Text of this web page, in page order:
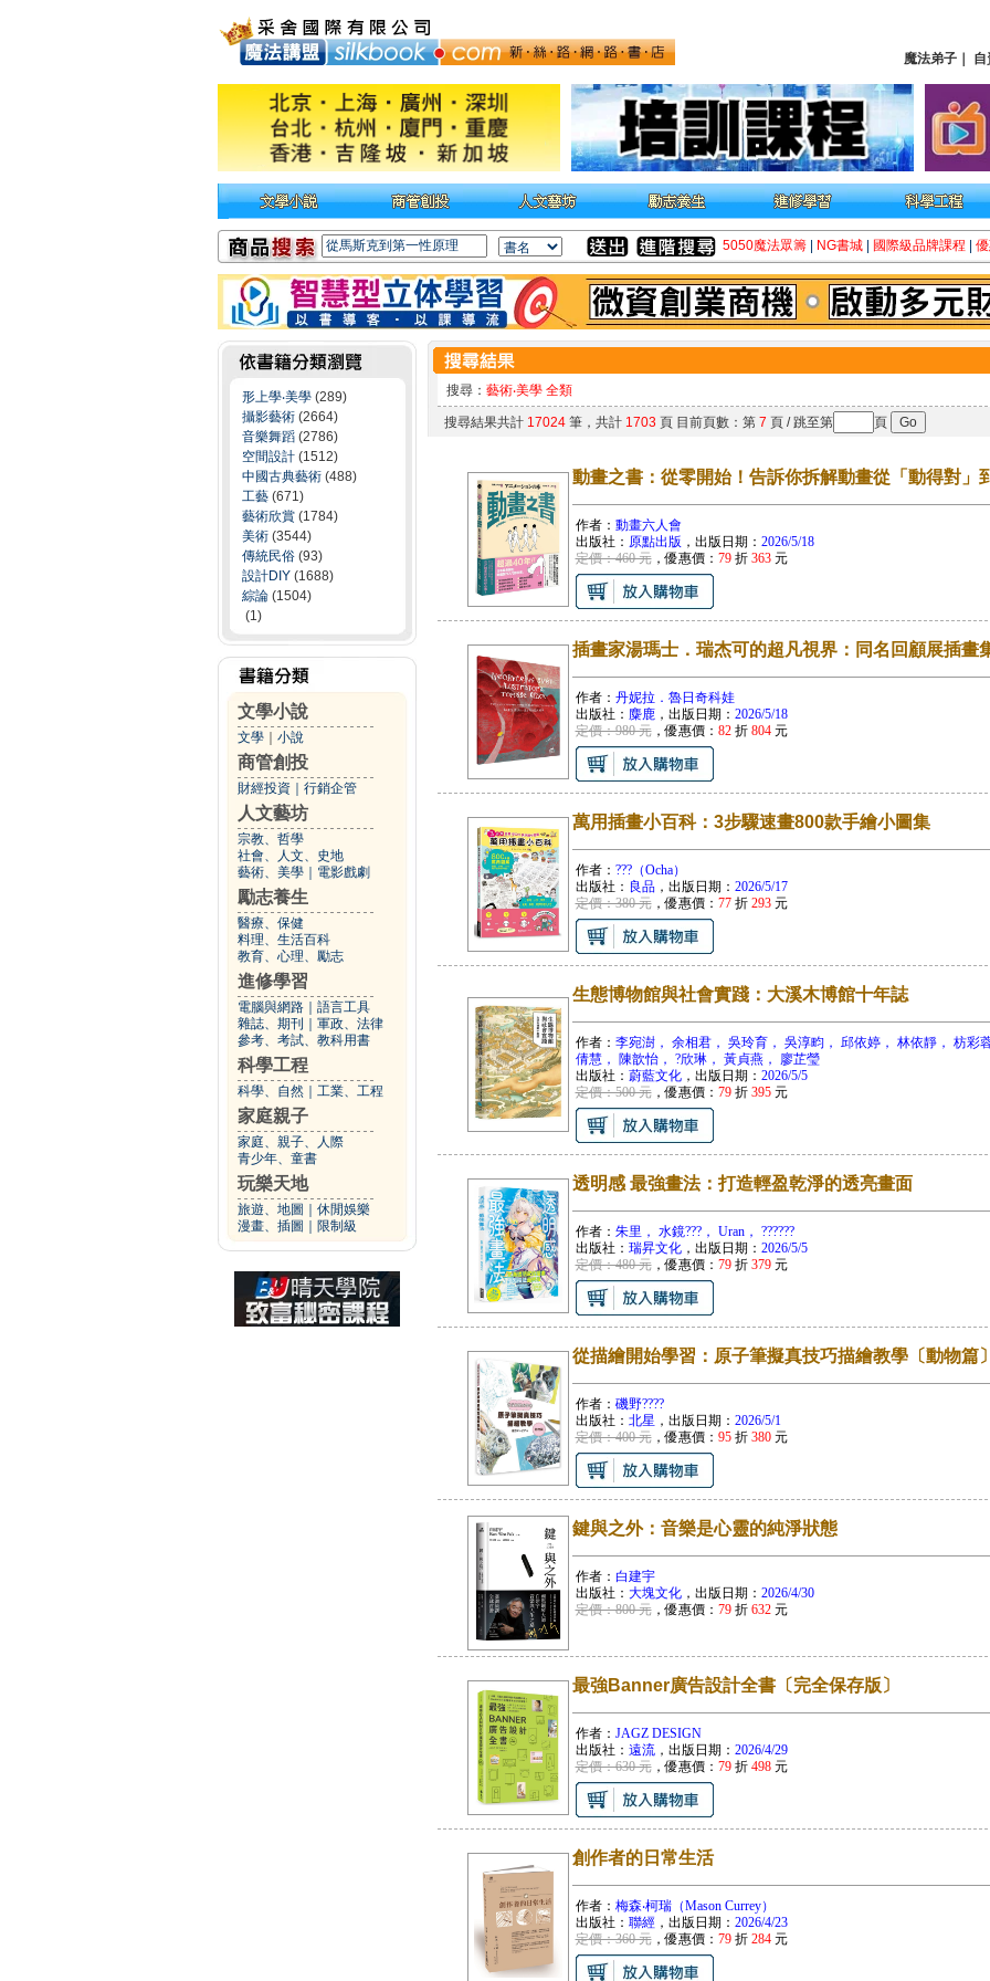
魔法弟子 自
5050魔法眾籌 NG書城 國際級品牌課程
形上學‧美學 (289)
攝影藝術 (2664)
音樂舞蹈 (2786)
空間設計 (1512)
中國古典藝術 (488)
工藝 (671)
藝術欣賞 (1784)
美術 (3544)
傳統民俗 (93)
設計DIY (1688)
綜論 (1504)
(1)
文學小說
文學 小說
商管創投
財經投資 行銷企管
人文藝坊
宗教、哲學
社會、人文、史地
藝術、美學
電影戲劇
勵志養生
醫療、保健
料理、生活百科
教育、心理、勵志
進修學習
電腦與網路
語言工具
雜誌、期刊
軍政、法律
參考、考試、教科用書
科學工程
科學、自然 工業、工程
家庭親子
家庭、親子、人際
青少年、童書
玩樂天地
旅遊、地圖
休閒娛樂
漫畫、插圖
限制級
搜尋： 藝術‧美學 全類
搜尋結果共計 17024筆，共計 1703 頁 目前頁數：第 7 頁 / 跳至第 頁
動畫之書：從零開始！告訴你拆解動畫從「動得對」
作者： 動畫六人會
出版社： 原點出版 ，出版日期： 2026/5/18
定價：460 元，優惠價： 79折 363元
插畫家湯瑪士．瑞杰可的超凡視界：同名回顧展插畫
作者： 丹妮拉．魯日奇科娃
出版社： 麋鹿，出版日期： 2026/5/18
定價：980 元，優惠價： 82折 804元
萬用插畫小百科：3步驟速畫800款手繪小圖集
作者： ???（Ocha）
出版社： 良品，出版日期： 2026/5/17
定價：380 元，優惠價： 77折 293元
生態博物館與社會實踐：大溪木博館十年誌
作者： 李宛澍， 余相君， 吳玲育， 吳淳畇， 邱依婷， 林依靜， 枋彩
倩慧， 陳歆怡， ?欣琳， 黃貞燕， 廖芷瑩
出版社： 蔚藍文化，出版日期： 2026/5/5
定價：500 元，優惠價： 79折 395元
透明感 最強畫法：打造輕盈乾淨的透亮畫面
作者： 朱里， 水鏡???， Uran， ??????
出版社： 瑞昇文化，出版日期： 2026/5/5
定價：480 元，優惠價： 79折 379元
從描繪開始學習：原子筆擬真技巧描繪教學〔動物篇
作者： 磯野????
出版社： 北星 ，出版日期： 2026/5/1
定價：400 元，優惠價： 95折 380元
鍵與之外：音樂是心靈的純淨狀態
作者： 白建宇
出版社： 大塊文化，出版日期： 2026/4/30
定價：800 元，優惠價： 79折 632元
最強Banner廣告設計全書〔完全保存版〕
作者： JAGZ DESIGN
出版社： 遠流，出版日期： 2026/4/29
定價：630 元，優惠價： 79折 498元
創作者的日常生活
作者： 梅森‧柯瑞（Mason Currey）
出版社： 聯經，出版日期： 2026/4/23
定價：360 元，優惠價： 79折 284元